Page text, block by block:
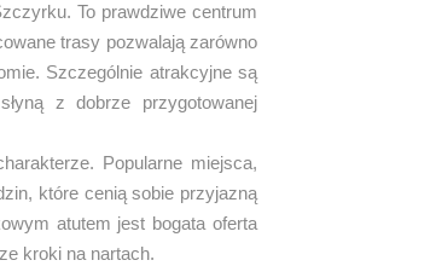
To prawdziwe centrum
trasy pozwalają zarówno
Szczególnie atrakcyjne są
z dobrze przygotowanej
Popularne miejsca,
które cenią sobie przyjazną
atutem jest bogata oferta
kroki na nartach.